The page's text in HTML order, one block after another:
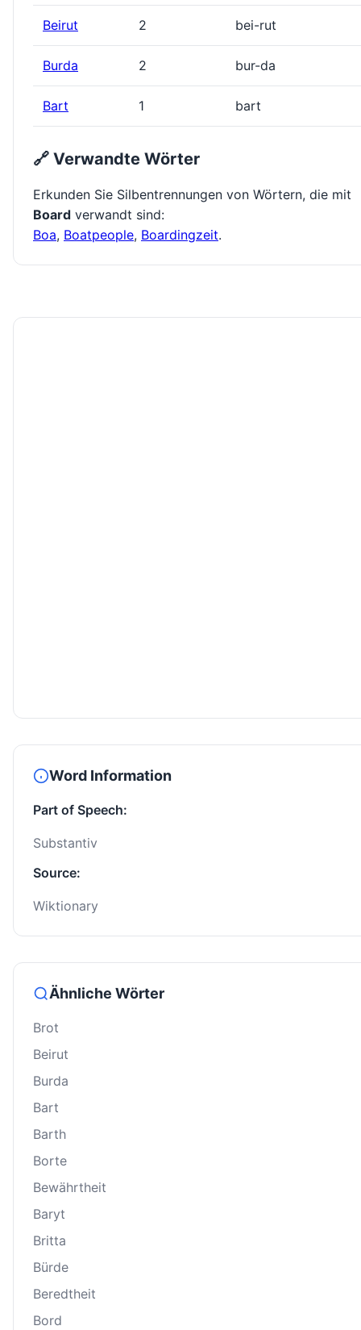
Beirut 2 bei-rut
Burda 2 bur-da
Bart 1 bart
🔗 Verwandte Wörter
Erkunden Sie Silbentrennungen von Wörtern, die mit
Board verwandt sind:
Boa, Boatpeople, Boardingzeit.
Word Information
Part of Speech:
Substantiv
Source:
Wiktionary
Ähnliche Wörter
Brot
Beirut
Burda
Bart
Barth
Borte
Bewährtheit
Baryt
Britta
Bürde
Beredtheit
Bord